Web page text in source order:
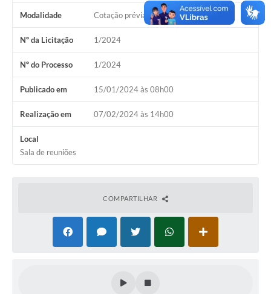
Modalidade Cotação prévia de preços n.º 001/2024
Nº da Licitação 1/2024
Nº do Processo 1/2024
Publicado em 15/01/2024 às 08h00
Realização em 07/02/2024 às 14h00
Local
Sala de reuniões
COMPARTILHAR